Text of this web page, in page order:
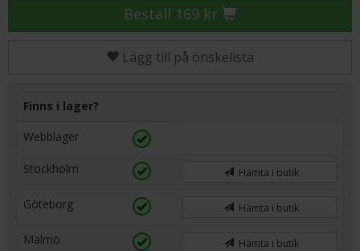
Beställ 169 kr
Lägg till på önskelista
Finns i lager?
Webblager
Stockholm Hämta i butik
Göteborg Hämta i butik
Malmö Hämta i butik